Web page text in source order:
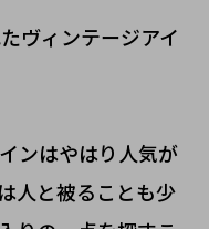
ヴィンテージアイ
ンはやはり人気が
人と被ることも少